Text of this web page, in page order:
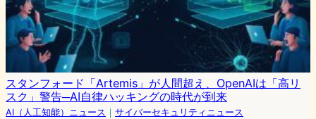
スタンフォード「Artemis」が人間超え、OpenAIは「高リ
スク」警告─AI自律ハッキングの時代が到来
AI（人工知能）ニュース ｜ サイバーセキュリティニュース